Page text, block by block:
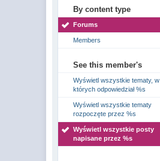
By content type
Forums
Members
See this member's
Wyświetl wszystkie tematy, w
których odpowiedział %s
Wyświetl wszystkie tematy
rozpoczęte przez %s
Wyświetl wszystkie posty
napisane przez %s